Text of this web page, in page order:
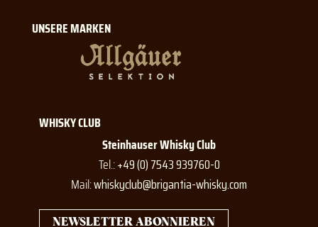
UNSERE MARKEN
WHISKY CLUB
Steinhauser Whisky Club
Tel.:+49 (0) 7543 939760-0
Mail:whiskyclub@brigantia-whisky.com
NEWSLETTER ABONNIEREN